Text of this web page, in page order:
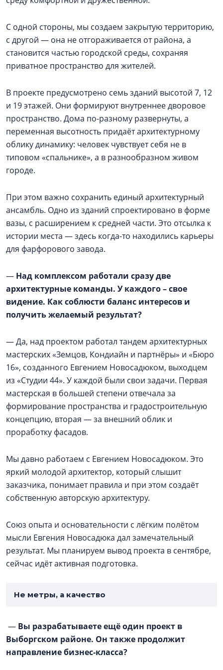
С одной стороны, мы создаем закрытую территорию,
с другой — она не отгораживается от района, а
становится частью городской среды, сохраняя
приватное пространство для жителей.
В проекте предусмотрено семь зданий высотой 7, 12
и 19 этажей. Они формируют внутреннее дворовое
пространство. Дома по-разному развернуты, а
переменная высотность придаёт архитектурному
облику динамику: человек чувствует себя не в
типовом «спальнике», а в разнообразном живом
городе.
При этом важно сохранить единый архитектурный
ансамбль. Одно из зданий спроектировано в форме
вазы, с расширением к средней части. Это отсылка к
истории места — здесь когда-то находились карьеры
для фарфорового завода.
— Над комплексом работали сразу две
архитектурные команды. У каждого – свое
видение. Как соблюсти баланс интересов и
получить желаемый результат?
— Да, над проектом работал тандем архитектурных
мастерских «Земцов, Кондиайн и партнёры» и «Бюро
16», созданного Евгением Новосадюком, выходцем
из «Студии 44». У каждой были свои задачи. Первая
мастерская в большей степени отвечала за
формирование пространства и градостроительную
концепцию, вторая — за внешний облик и
проработку фасадов.
Мы давно работаем с Евгением Новосадюком. Это
яркий молодой архитектор, который слышит
заказчика, понимает правила и при этом создаёт
собственную авторскую архитектуру.
Союз опыта и основательности с лёгким полётом
мысли Евгения Новосадюка дал замечательный
результат. Мы планируем вывод проекта в сентябре,
сейчас идёт активная подготовка.
Не метры, а качество
— Вы разрабатываете ещё один проект в
Выборгском районе. Он также продолжит
направление бизнес-класса?